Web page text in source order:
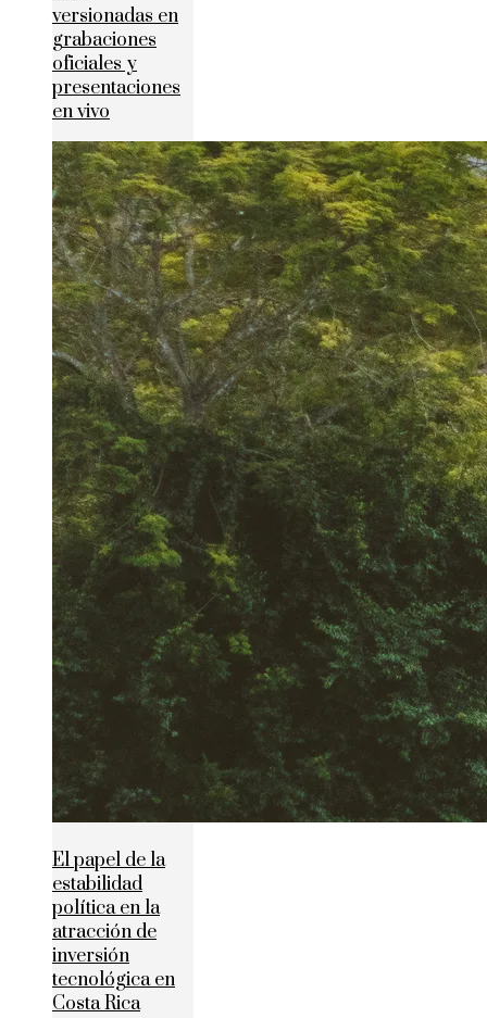
versionadas en
grabaciones
oficiales y
presentaciones
en vivo
El papel de la
estabilidad
política en la
atracción de
inversión
tecnológica en
Costa Rica